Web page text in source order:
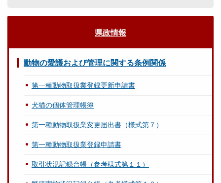
県政情報
動物の愛護および管理に関する条例関係
第一種動物取扱業登録更新申請書
犬猫の個体管理帳簿
第一種動物取扱業変更届出書（様式第７）
第一種動物取扱業登録申請書
取引状況記録台帳（参考様式第１１）